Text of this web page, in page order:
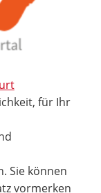
für Ihr
Sie können
vormerken